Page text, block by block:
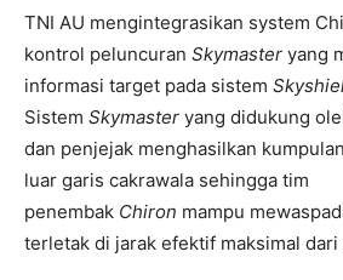
TNI AU mengintegrasikan system
kontrol peluncuran Skymaster yang
informasi target pada sistem
Sistem Skymaster yang didukung
dan penjejak menghasilkan
luar garis cakrawala sehingga tim
penembak Chiron mampu
terletak di jarak efektif maksimal dari